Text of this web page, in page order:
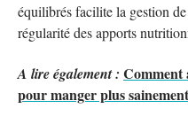
équilibrés facilite la gestion
régularité des apports
A lire également : Comment
pour manger plus sainement